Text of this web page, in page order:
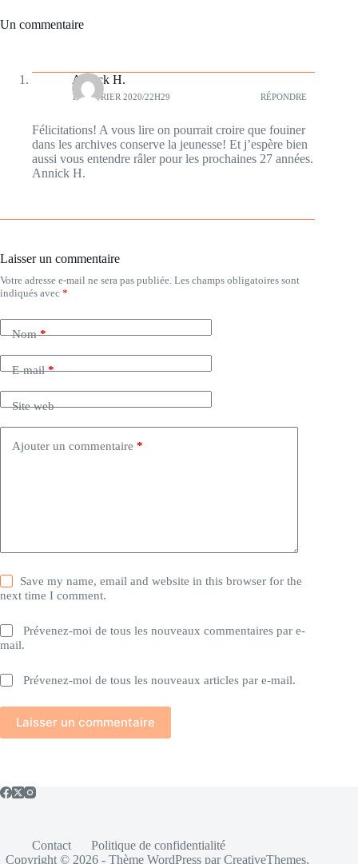
Un commentaire
Annick H.
16 FÉVRIER 2020/22H29 RÉPONDRE
Félicitations! A vous lire on pourrait croire que fouiner
dans les archives conserve la jeunesse! Et j’espère bien
aussi vous entendre râler pour les prochaines 27 années.
Annick H.
Laisser un commentaire
Votre adresse e-mail ne sera pas publiée. Les champs obligatoires sont
indiqués avec *
Nom*
E-mail*
Site web
Ajouter un commentaire *
Save my name, email and website in this browser for the
next time I comment.
Prévenez-moi de tous les nouveaux commentaires par e-
mail.
Prévenez-moi de tous les nouveaux articles par e-mail.
Laisser un commentaire
Contact
Politique de confidentialité
Copyright © 2026 - Thème WordPress parCreativeThemes.